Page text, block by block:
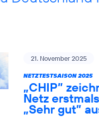
21. November 2025
NETZTESTSAISON 2025
„CHIP”
Netz
„Sehr gut”